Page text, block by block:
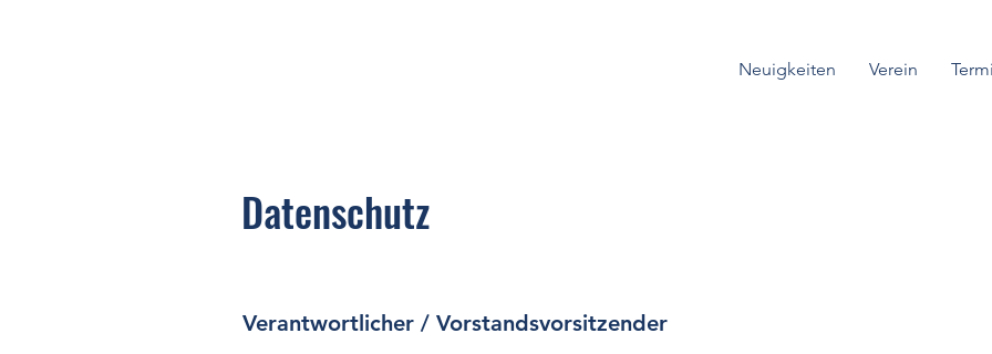
Neuigkeiten Verein
Datenschutz
Verantwortlicher / Vorstandsvorsitzender